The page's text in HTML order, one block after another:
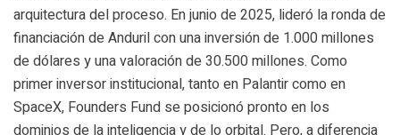
arquitectura del proceso. En junio de 2025, lideró la ronda de
financiación de Anduril con una inversión de 1.000 millones
de dólares y una valoración de 30.500 millones. Como
primer inversor institucional, tanto en Palantir como en
SpaceX, Founders Fund se posicionó pronto en los
dominios de la inteligencia y de lo orbital. Pero, a diferencia